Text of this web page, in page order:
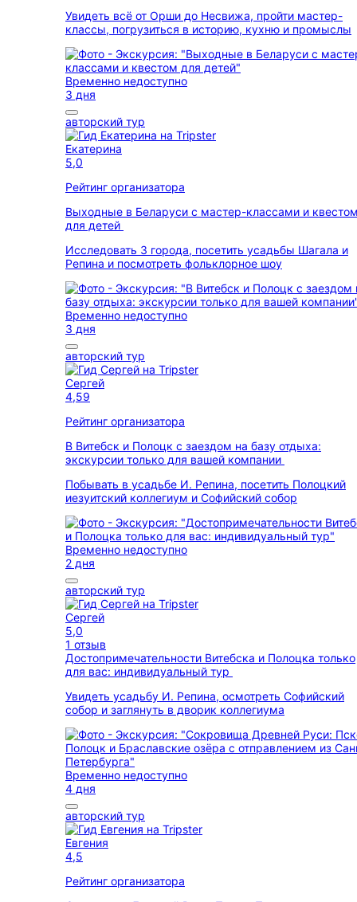
Увидеть всё от Орши до Несвижа, пройти мастер-
классы, погрузиться в историю, кухню и промыслы
Временно недоступно
3 дня
авторский тур
Екатерина
5,0
Рейтинг организатора
Выходные в Беларуси с мастер-классами и
для детей
Исследовать 3 города, посетить усадьбы Шагала и
Репина и посмотреть фольклорное шоу
Временно недоступно
3 дня
авторский тур
Сергей
4,59
Рейтинг организатора
В Витебск и Полоцк с заездом на базу отдыха:
экскурсии только для вашей компании
Побывать в усадьбе И. Репина, посетить Полоцкий
иезуитский коллегиум и Софийский собор
Временно недоступно
2 дня
авторский тур
Сергей
5,0
1 отзыв
Достопримечательности Витебска и Полоцка только
для вас: индивидуальный тур
Увидеть усадьбу И. Репина, осмотреть Софийский
собор и заглянуть в дворик коллегиума
Временно недоступно
4 дня
авторский тур
Евгения
4,5
Рейтинг организатора